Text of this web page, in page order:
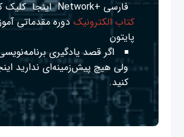
فارسی +Network
اینجا کلیک
کتاب الکترونیک دوره مقدماتی
پایتون
اگر قصد یادگیری
ولی هیچ پیش‌زمینه‌ای ندارید
کنید.